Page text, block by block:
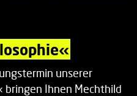
unserer
bringen Ihnen Mechthild